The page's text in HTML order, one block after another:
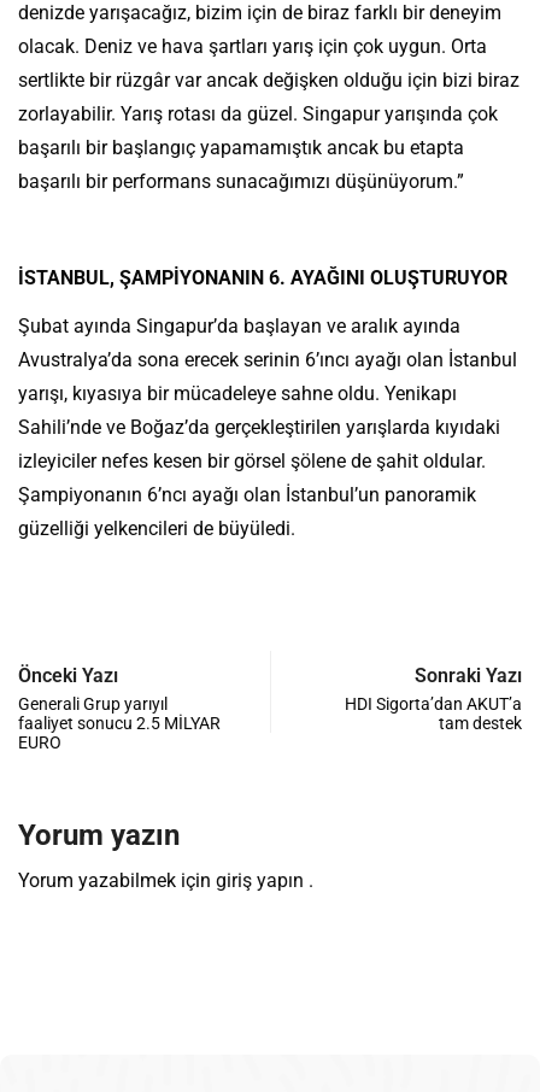
denizde yarışacağız, bizim için de biraz farklı bir deneyim
olacak. Deniz ve hava şartları yarış için çok uygun. Orta
sertlikte bir rüzgâr var ancak değişken olduğu için bizi biraz
zorlayabilir. Yarış rotası da güzel. Singapur yarışında çok
başarılı bir başlangıç yapamamıştık ancak bu etapta
başarılı bir performans sunacağımızı düşünüyorum.”
İSTANBUL, ŞAMPİYONANIN 6. AYAĞINI OLUŞTURUYOR
Şubat ayında Singapur’da başlayan ve aralık ayında
Avustralya’da sona erecek serinin 6’ıncı ayağı olan İstanbul
yarışı, kıyasıya bir mücadeleye sahne oldu. Yenikapı
Sahili’nde ve Boğaz’da gerçekleştirilen yarışlarda kıyıdaki
izleyiciler nefes kesen bir görsel şölene de şahit oldular.
Şampiyonanın 6’ncı ayağı olan İstanbul’un panoramik
güzelliği yelkencileri de büyüledi.
Önceki Yazı
Generali Grup yarıyıl
faaliyet sonucu 2.5 MİLYAR
EURO
Sonraki Yazı
HDI Sigorta’dan AKUT’a
tam destek
Yorum yazın
Yorum yazabilmek için giriş yapın .